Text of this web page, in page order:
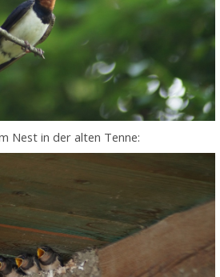
Nest in der alten Tenne: